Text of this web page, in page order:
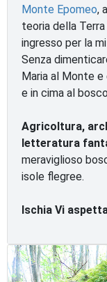
Monte Epomeo,
teoria della
ingresso per la
Senza
Maria al Monte
e in cima al
Agricoltura,
letteratura
meraviglioso
isole flegree.
Ischia Vi